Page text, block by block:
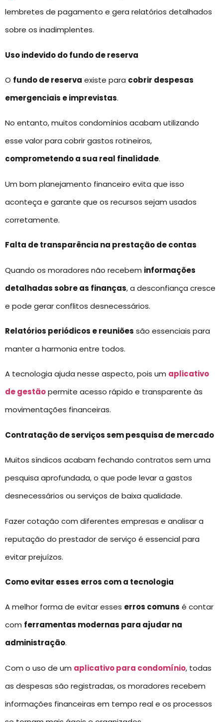
lembretes de pagamento e gera relatórios detalhados
sobre os inadimplentes.
Uso indevido do fundo de reserva
O fundo de reserva existe para cobrir despesas
emergenciais e imprevistas.
No entanto, muitos condomínios acabam utilizando
esse valor para cobrir gastos rotineiros,
comprometendo a sua real finalidade.
Um bom planejamento financeiro evita que isso
aconteça e garante que os recursos sejam usados
corretamente.
Falta de transparência na prestação de contas
Quando os moradores não recebem informações
detalhadas sobre as finanças, a desconfiança cresce
e pode gerar conflitos desnecessários.
Relatórios periódicos e reuniões são essenciais para
manter a harmonia entre todos.
A tecnologia ajuda nesse aspecto, pois um aplicativo
de gestãopermite acesso rápido e transparente às
movimentações financeiras.
Contratação de serviços sem pesquisa de mercado
Muitos síndicos acabam fechando contratos sem uma
pesquisa aprofundada, o que pode levar a gastos
desnecessários ou serviços de baixa qualidade.
Fazer cotação com diferentes empresas e analisar a
reputação do prestador de serviço é essencial para
evitar prejuízos.
Como evitar esses erros com a tecnologia
A melhor forma de evitar esses erros comuns é contar
com ferramentas modernas para ajudar na
administração.
Com o uso de um aplicativo para condomínio, todas
as despesas são registradas, os moradores recebem
informações financeiras em tempo real e os processos